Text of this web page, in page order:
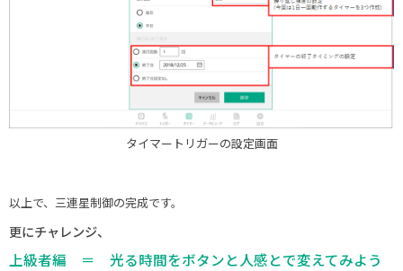
‍タイマートリガーの設定画面
以上で、三連星制御の完成です。
更にチャレンジ、
上級者編 ＝ 光る時間をボタンと人感とで変えてみよう